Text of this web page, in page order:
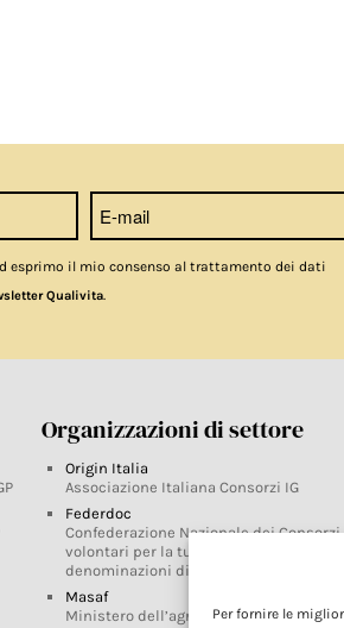
Per fornire le
esprimo il mio consenso al trattamento dei dati
Qualivita
Organizzazioni di settore
Origin Italia
Associazione Italiana Consorzi IG
Federdoc
Confederazione Nazionale dei Consorzi
volontari per la tutela delle
denominazioni di origine
Masaf
Ministero dell’agricoltura, della